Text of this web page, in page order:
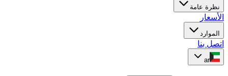
نظرة عامة
الأسعار
الموارد
اتصل بنا
ar